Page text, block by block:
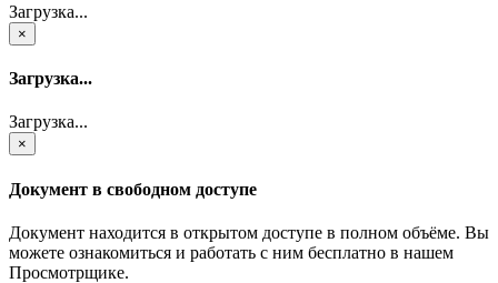
Загрузка...
×
Загрузка...
Загрузка...
×
Документ в свободном доступе
Документ находится в открытом доступе в полном объёме. Вы
можете ознакомиться и работать с ним бесплатно в нашем
Просмотрщике.